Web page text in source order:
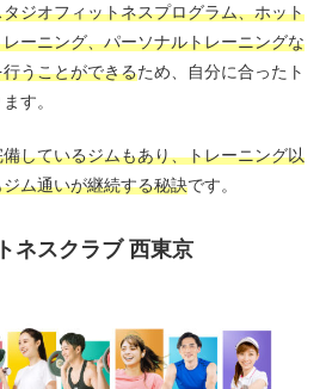
ジオフィットネスプログラム、ホット
ーニング、パーソナルトレーニングな
うことができるため、自分に合ったト
す。
しているジムもあり、トレーニング以
ム通いが継続する秘訣です。
ネスクラブ 西東京